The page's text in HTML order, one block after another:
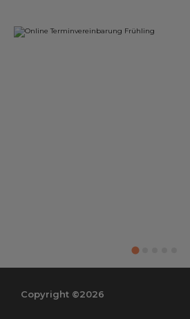
Copyright ©2026